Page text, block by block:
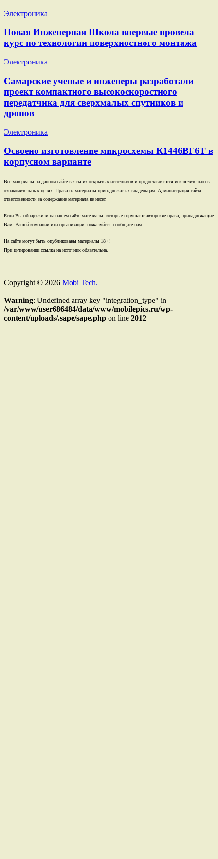
Электроника
Новая Инженерная Школа впервые провела
курс по технологии поверхностного монтажа
Электроника
Самарские ученые и инженеры разработали
проект компактного высокоскоростного
передатчика для сверхмалых спутников и
дронов
Электроника
Освоено изготовление микросхемы К1446ВГ6Т в
корпусном варианте
Все материалы на данном сайте взяты из открытых источников и предоставляются исключительно в
ознакомительных целях. Права на материалы принадлежат их владельцам. Администрация сайта
ответственности за содержание материала не несет.
Если Вы обнаружили на нашем сайте материалы, которые нарушают авторские права, принадлежащие
Вам, Вашей компании или организации, пожалуйста, сообщите нам.
На сайте могут быть опубликованы материалы 18+!
При цитировании ссылка на источник обязательна.
Copyright © 2026 Mobi Tech.
Warning: Undefined array key "integration_type" in
/var/www/user686484/data/www/mobilepics.ru/wp-
content/uploads/.sape/sape.php on line 2012